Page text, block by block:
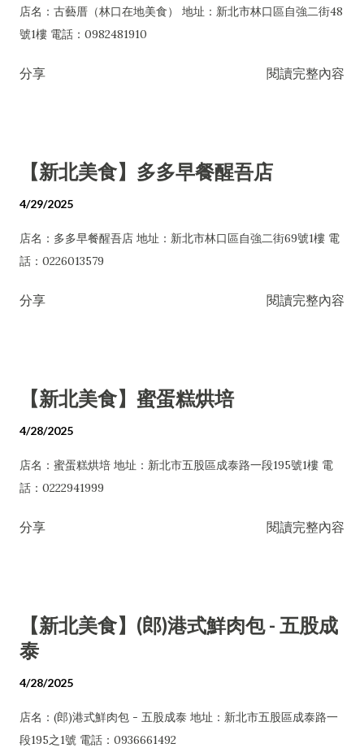
店名：古藝厝（林口在地美食） 地址：新北市林口區自強二街48
號1樓 電話：0982481910
分享 閱讀完整內容
【新北美食】多多早餐醒吾店
4/29/2025
店名：多多早餐醒吾店 地址：新北市林口區自強二街69號1樓 電
話：0226013579
分享 閱讀完整內容
【新北美食】蜜蛋糕烘培
4/28/2025
店名：蜜蛋糕烘培 地址：新北市五股區成泰路一段195號1樓 電
話：0222941999
分享 閱讀完整內容
【新北美食】(郎)港式鮮肉包 - 五股成
泰
4/28/2025
店名：(郎)港式鮮肉包 - 五股成泰 地址：新北市五股區成泰路一
段195之1號 電話：0936661492